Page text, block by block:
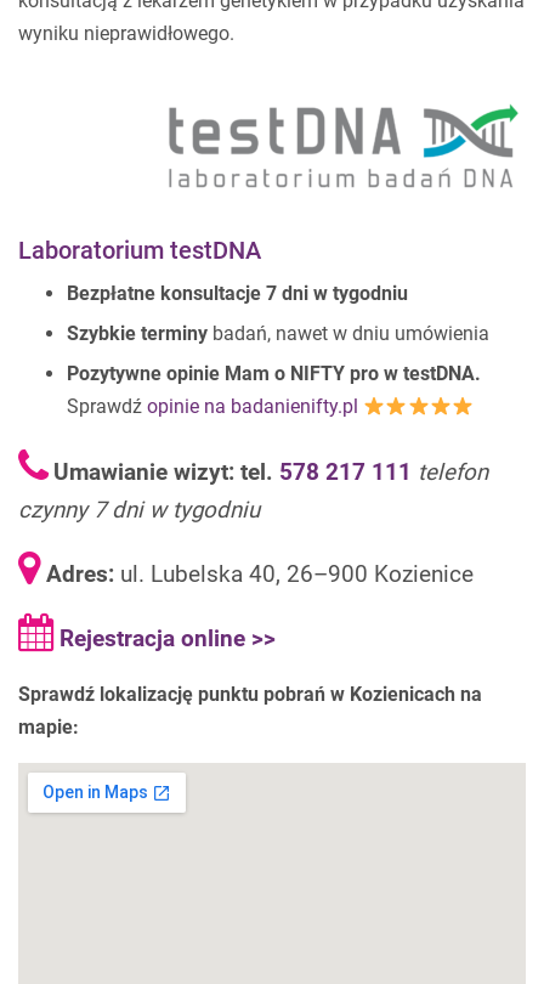
wyniku nieprawidłowego.
Laboratorium testDNA
Bezpłatne konsultacje 7 dni w tygodniu
Szybkie terminy badań, nawet w dniu umówienia
Pozytywne opinie Mam o NIFTY pro w testDNA.
Sprawdź opinie na badanienifty.pl
Umawianie wizyt: tel. 578 217 111 telefon
czynny 7 dni w tygodniu
Adres: ul. Lubelska 40, 26–900 Kozienice
Rejestracja online >>
Sprawdź lokalizację punktu pobrań w Kozienicach na
mapie: